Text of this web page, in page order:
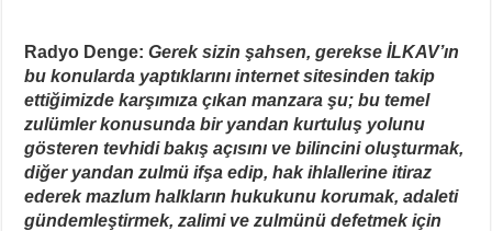
Radyo Denge:Gerek sizin şahsen, gerekse İLKAV’ın
bu konularda yaptıklarını internet sitesinden takip
ettiğimizde karşımıza çıkan manzara şu; bu temel
zulümler konusunda bir yandan kurtuluş yolunu
gösteren tevhidi bakış açısını ve bilincini oluşturmak,
diğer yandan zulmü ifşa edip, hak ihlallerine itiraz
ederek mazlum halkların hukukunu korumak, adaleti
gündemleştirmek, zalimi ve zulmünü defetmek için